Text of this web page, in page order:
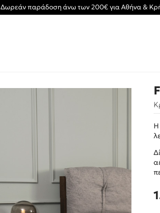
Δωρεάν παράδοση άνω των 200€ για Αθήνα &